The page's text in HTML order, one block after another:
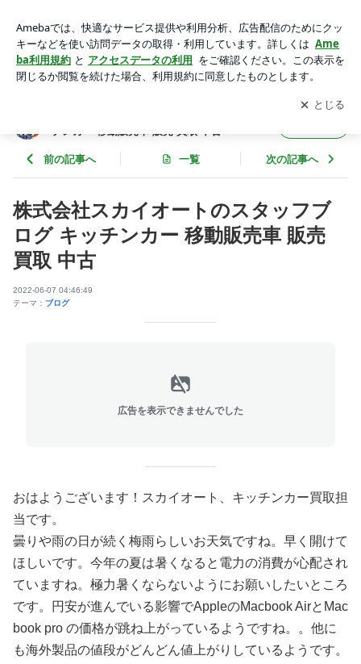
売車 販売 買取 中古 | 株式会社スカイオートのスタッフブログ
キッチンカー 移動販売車 販売 買取 中古
アプリをダウンロードして ブログの更新通知
を受け取りまし
ょう。
開く
チンカー 移動販売車 販売 買取 中古
前の記事へ 一覧 次の記事へ
株式会社スカイオートのスタッフブ
ログ キッチンカー 移動販売車 販売
買取 中古
2022-06-07 04:46:49
テーマ： ブログ
広告を表示できませんでした
おはようございます！スカイオート、キッチンカー買取担
当です。
曇りや雨の日が続く梅雨らしいお天気ですね。早く開けて
ほしいです。今年の夏は暑くなると電力の消費が心配され
ていますね。極力暑くならないようにお願いしたいところ
です。円安が進んでいる影響でAppleのMacbook AirとMac
book pro の価格が跳ね上がっているようですね。。他に
も海外製品の値段がどんどん値上がりしているようです。